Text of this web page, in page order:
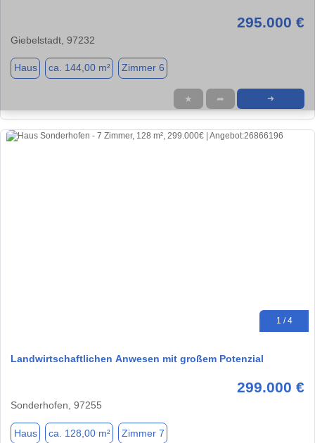
295.000 €
Giebelstadt, 97232
Haus ca. 144,00 m² Zimmer 6
★ ➦ ➜
1 / 4
Landwirtschaftlichen Anwesen mit großem Potenzial
299.000 €
Sonderhofen, 97255
Haus ca. 128,00 m² Zimmer 7